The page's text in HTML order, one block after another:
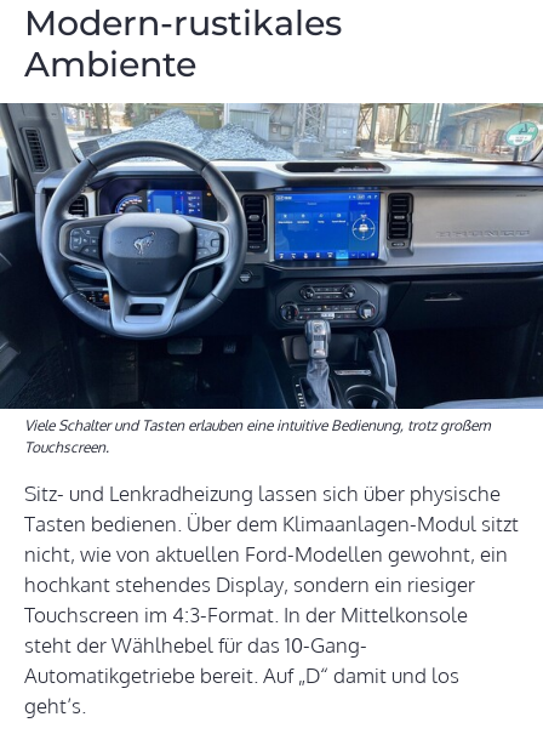
Modern-rustikales
Ambiente
Viele Schalter und Tasten erlauben eine intuitive Bedienung, trotz großem
Touchscreen.
Sitz- und Lenkradheizung lassen sich über physische
Tasten bedienen. Über dem Klimaanlagen-Modul sitzt
nicht, wie von aktuellen Ford-Modellen gewohnt, ein
hochkant stehendes Display, sondern ein riesiger
Touchscreen im 4:3-Format. In der Mittelkonsole
steht der Wählhebel für das 10-Gang-
Automatikgetriebe bereit. Auf „D“ damit und los
geht’s.